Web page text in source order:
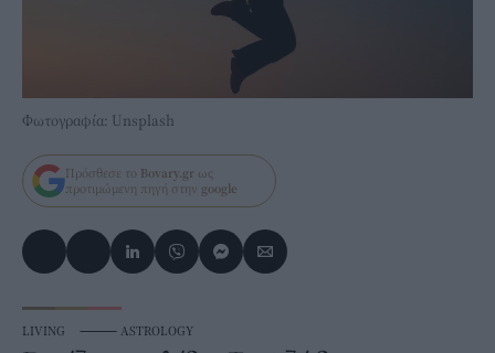
Φωτογραφία: Unsplash
Πρόσθεσε το Bovary.gr ως
προτιμώμενη πηγή στην google
LIVING ⸻ ASTROLOGY